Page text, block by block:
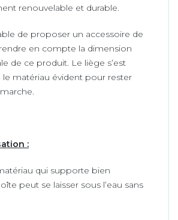
renouvelable et durable.
de proposer un accessoire de
en compte la dimension
de ce produit. Le liège s’est
matériau évident pour rester
:
qui supporte bien
peut se laisser sous l’eau sans